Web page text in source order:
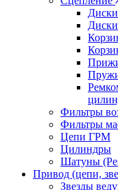
Фильтры
Фильтры
Цепи ГРМ
Цилиндры
Шатуны
Привод (цепи,
Звезды